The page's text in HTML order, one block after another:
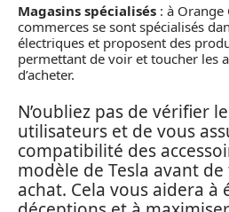
Magasins spécialisés : à
commerces se sont spécialisés
électriques et proposent des
permettant de voir et toucher les
d’acheter.
N’oubliez pas de vérifier
utilisateurs et de vous
compatibilité des
modèle de Tesla avant
achat. Cela vous aidera à